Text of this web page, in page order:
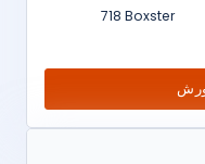
718 Boxster